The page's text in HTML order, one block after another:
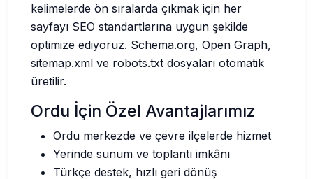
kelimelerde ön sıralarda çıkmak için her
sayfayı SEO standartlarına uygun şekilde
optimize ediyoruz. Schema.org, Open Graph,
sitemap.xml ve robots.txt dosyaları otomatik
üretilir.
Ordu İçin Özel Avantajlarımız
Ordu merkezde ve çevre ilçelerde hizmet
Yerinde sunum ve toplantı imkânı
Türkçe destek, hızlı geri dönüş